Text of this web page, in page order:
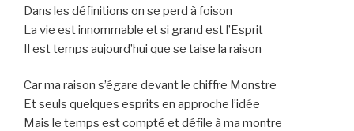
Dans les définitions on se perd à foison
La vie est innommable et si grand est l’Esprit
Il est temps aujourd’hui que se taise la raison
Car ma raison s’égare devant le chiffre Monstre
Et seuls quelques esprits en approche l’idée
Mais le temps est compté et défile à ma montre